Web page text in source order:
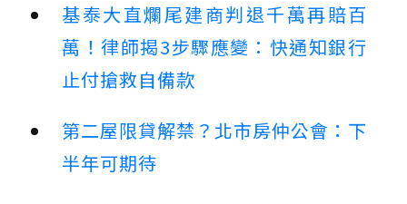
基泰大直爛尾建商判退千萬再賠百
萬！律師揭3步驟應變：快通知銀行
止付搶救自備款
第二屋限貸解禁？北市房仲公會：下
半年可期待